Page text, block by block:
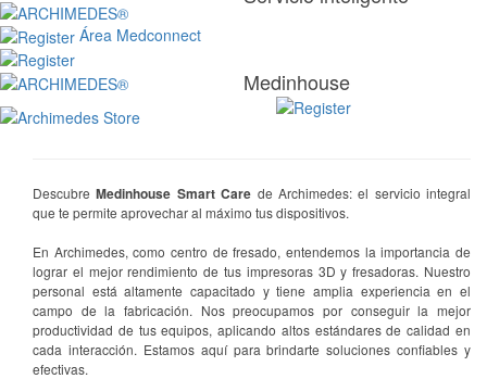
Área Medconnect
Medinhouse
DescubreMedinhouse Smart Care de Archimedes: el servicio integral
que te permite aprovechar al máximo tus dispositivos.
En Archimedes, como centro de fresado, entendemos la importancia de
lograr el mejor rendimiento de tus impresoras 3D y fresadoras. Nuestro
personal está altamente capacitado y tiene amplia experiencia en el
campo de la fabricación. Nos preocupamos por conseguir la mejor
productividad de tus equipos, aplicando altos estándares de calidad en
cada interacción. Estamos aquí para brindarte soluciones confiables y
efectivas.